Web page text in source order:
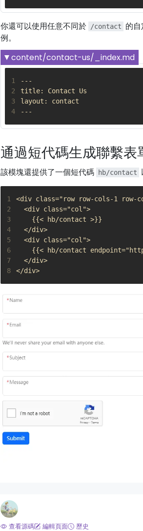
你還可以使用任意不同於 /contact 的
例。
content/contact-us/_index.md
1
2
3
4
通過短代碼生成聯繫表
該模塊還提供了一個短代碼 hb/contact
1
2
3
4
5
6
7
8
查看源碼 編輯頁面
歷史